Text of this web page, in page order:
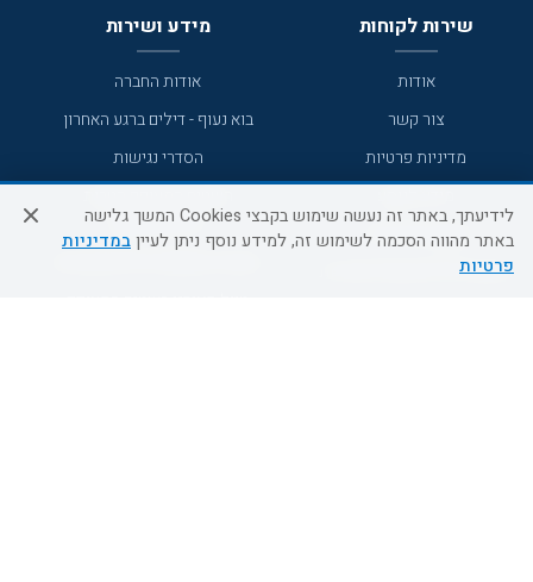
שירות לקוחות
אודות
צור קשר
מדיניות פרטיות
תקנון ביטול וזיכוי
תנאים כלליים והגבלת אחריות
מידע ושירות
אודות החברה
בוא נעוף - דילים ברגע האחרון
הסדרי נגישות
למילואימניקים
לידיעתך, באתר זה נעשה שימוש בקבצי Cookies המשך גלישה
באתר מהווה הסכמה לשימוש זה, למידע נוסף ניתן לעייןבמדיניות
פרטיות